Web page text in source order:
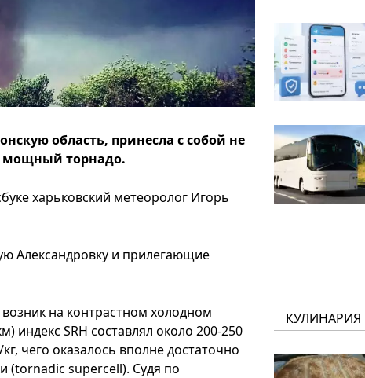
область, принесла с собой не
мощный торнадо.
харьковский метеоролог Игорь
Александровку и прилегающие
на контрастном холодном
SRH составлял около 200-250
чего оказалось вполне достаточно
(tornadic supercell). Судя по
КУЛИНАРИЯ